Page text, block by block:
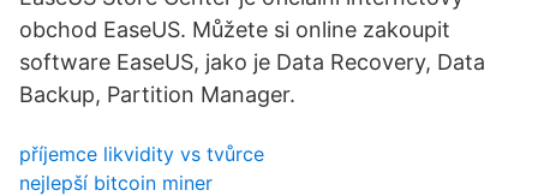
obchod EaseUS. Můžete si online zakoupit
software EaseUS, jako je Data Recovery, Data
Backup, Partition Manager.
příjemce likvidity vs tvůrce
nejlepší bitcoin miner